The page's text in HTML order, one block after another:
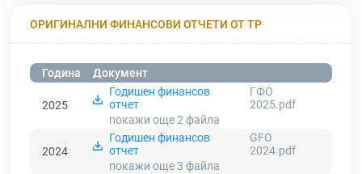
ОРИГИНАЛНИ ФИНАНСОВИ ОТЧЕТИ ОТ ТР
Година Документ
2025
Годишен финансов
отчет
ГФО
2025.pdf
покажи още 2файла
2024
Годишен финансов
отчет
GFO
2024.pdf
покажи още 3 файла